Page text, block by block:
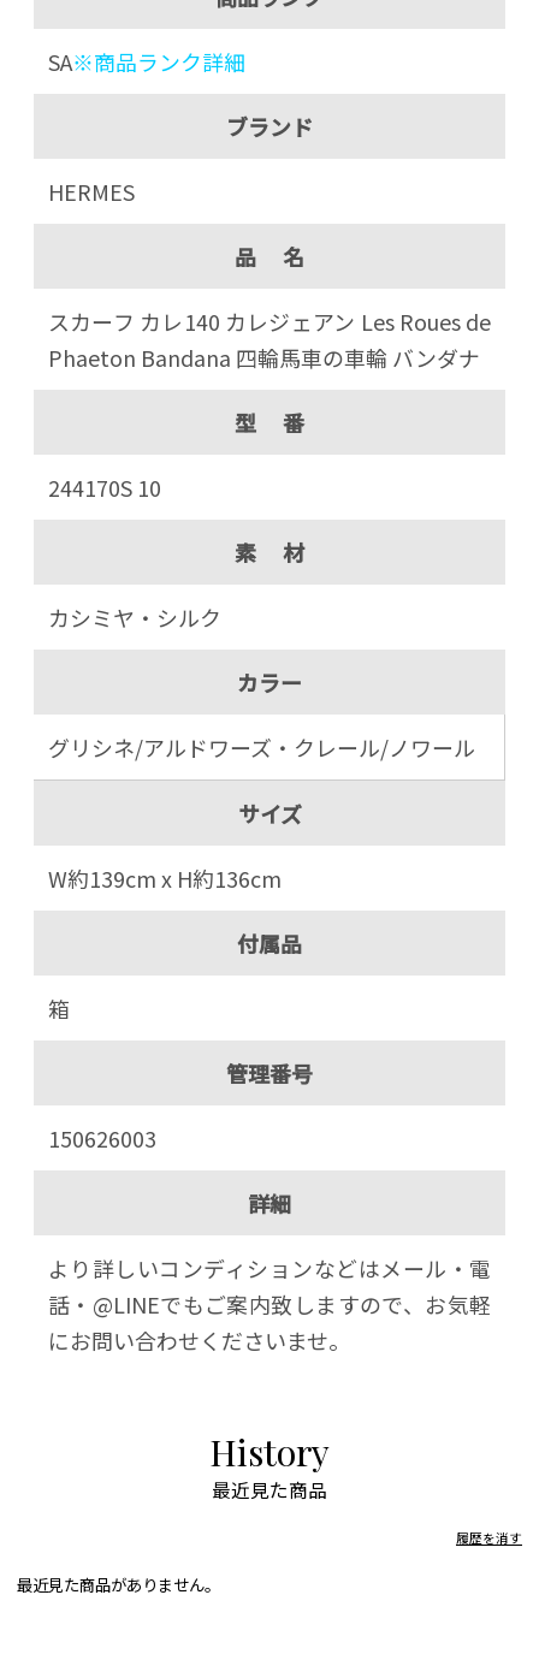
SA※商品ランク詳細
ブランド
HERMES
品 名
スカーフ カレ140 カレジェアン Les Roues de
Phaeton Bandana 四輪馬車の車輪 バンダナ
型 番
244170S 10
素 材
カシミヤ・シルク
カラー
グリシネ/アルドワーズ・クレール/ノワール
サイズ
W約139cm x H約136cm
付属品
箱
管理番号
150626003
詳細
より詳しいコンディションなどはメール・電
話・@LINEでもご案内致しますので、お気軽
にお問い合わせくださいませ。
History
最近見た商品
履歴を消す
最近見た商品がありません。